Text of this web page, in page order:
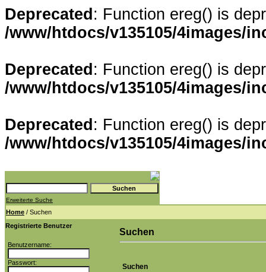
Deprecated : Function ereg() is
/www/htdocs/v135105/4images/
Deprecated : Function ereg() is
/www/htdocs/v135105/4images/
Deprecated : Function ereg() is
/www/htdocs/v135105/4images/
Erweiterte Suche
Home / Suchen
Registrierte Benutzer
Benutzername:
Passwort:
Suchen
Suchen